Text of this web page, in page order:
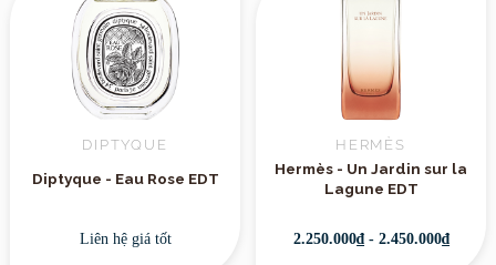
DIPTYQUE
Diptyque - Eau Rose EDT
Liên hệ giá tốt
HERMÈS
Hermès - Un Jardin sur la
Lagune EDT
2.250.000₫ - 2.450.000₫